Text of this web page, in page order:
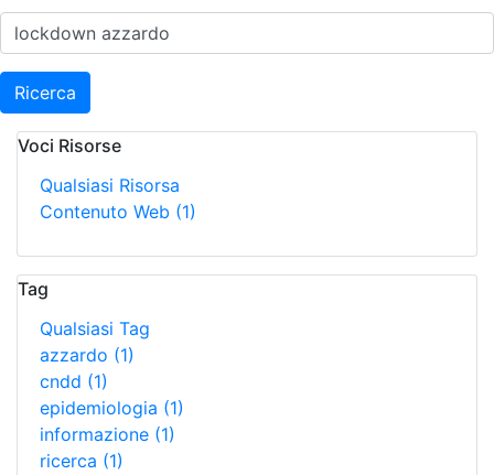
Ricerca
Voci Risorse
Qualsiasi Risorsa
Contenuto Web (1)
Tag
Qualsiasi Tag
azzardo (1)
cndd (1)
epidemiologia (1)
informazione (1)
ricerca (1)